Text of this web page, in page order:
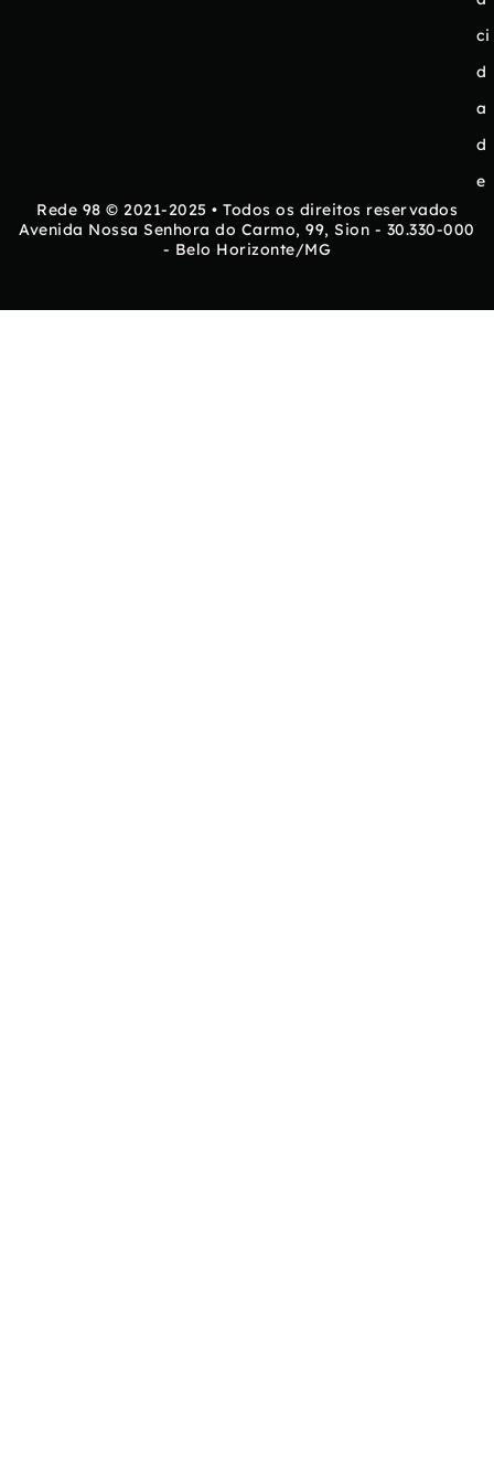
ci
d
a
d
e
Rede 98 © 2021-2025 • Todos os direitos reservados
Avenida Nossa Senhora do Carmo, 99, Sion - 30.330-000
- Belo Horizonte/MG